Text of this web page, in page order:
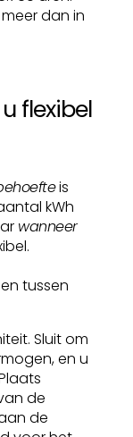
dan in
flexibel
is
kWh
wanneer
tussen
Sluit om
en u
de
de